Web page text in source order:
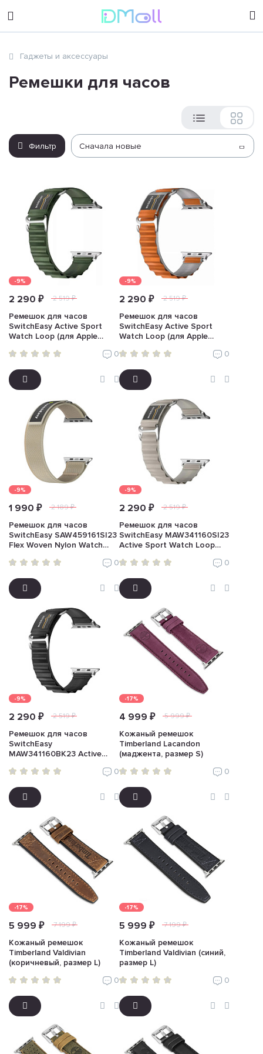
sales@dimoll.ru
Гаджеты и аксессуары
Ремешки для часов
Фильтр Сначала новые
-9%
2 290 ₽ 2 519 ₽
Ремешок для часов
SwitchEasy Active Sport
Watch Loop (для Apple
0
-9%
2 290 ₽ 2 519 ₽
Ремешок для часов
SwitchEasy Active Sport
Watch Loop (для Apple
0
-9%
1 990 ₽ 2 189 ₽
Ремешок для часов
SwitchEasy SAW459161SI23
Flex Woven Nylon Watch
42/44/45/49mm, бежевый) 0
-9%
2 290 ₽ 2 519 ₽
Ремешок для часов
SwitchEasy MAW341160SI23
Active Sport Watch Loop
мерцание)
0
-9%
2 290 ₽ 2 519 ₽
Ремешок для часов
SwitchEasy
MAW341160BK23 Active
Apple Watch, черный)
0
-17%
4 999 ₽ 5 999 ₽
Кожаный ремешок
Timberland Lacandon
(маджента, размер S)
0
-17%
5 999 ₽ 7 199 ₽
Кожаный ремешок
Timberland Valdivian
(коричневый, размер L)
0
-17%
5 999 ₽ 7 199 ₽
Кожаный ремешок
Timberland Valdivian (синий,
размер L)
0